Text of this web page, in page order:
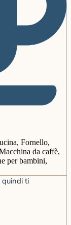
Fornello,
da caffè,
per bambini,
quindi ti